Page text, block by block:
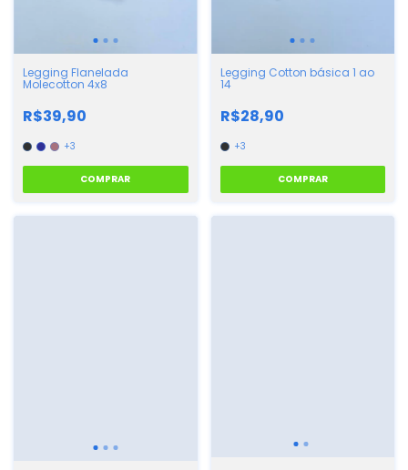
Legging Flanelada
Molecotton 4x8
R$39,90
+3
COMPRAR
Legging Cotton básica 1 ao
14
R$28,90
+3
COMPRAR